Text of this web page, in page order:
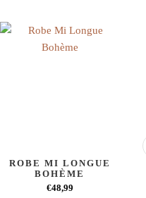
ROBE MI LONGUE
BOHÈME
€48,99